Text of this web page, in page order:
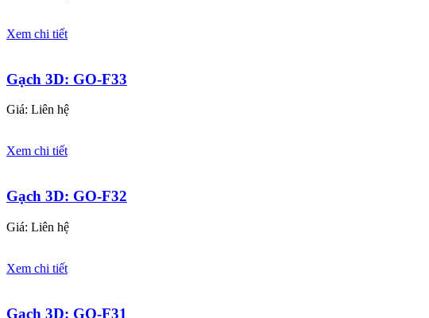
Xem chi tiết
Gạch 3D: GO-F33
Giá: Liên hệ
Xem chi tiết
Gạch 3D: GO-F32
Giá: Liên hệ
Xem chi tiết
Gạch 3D: GO-F31